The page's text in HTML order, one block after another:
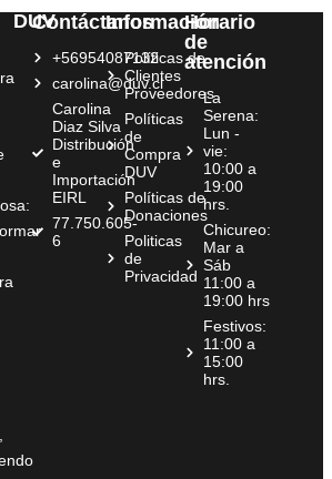
DUV
Contáctanos
+56954087132
carolina@duv.cl
Carolina
Diaz Silva
Distribución
e
Importación
EIRL
77.750.605-
6
Información
Políticas de
Clientes
Proveedores
Políticas
de
Compra
DUV
Políticas de
Donaciones
Politicas
de
Privacidad
Horario
de
atención
La
Serena:
Lun -
vie:
10:00 a
19:00
hrs.
Chicureo:
Mar a
Sáb
11:00 a
19:00 hrs
Festivos:
11:00 a
15:00
hrs.